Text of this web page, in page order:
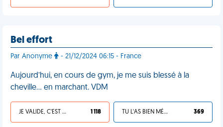
Bel effort
Par Anonyme - 21/12/2024 06:15 - France
Aujourd’hui, en cours de gym, je me suis blessé à la
cheville… en marchant. VDM
JE VALIDE, C'EST UNE VDM 1 118 TU L'AS BIEN MÉRITÉ 369